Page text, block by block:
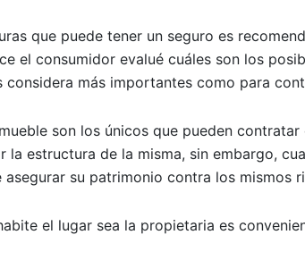
que puede tener un seguro es
el consumidor evalué cuáles son los
considera más importantes como para
son los únicos que pueden
estructura de la misma, sin embargo,
su patrimonio contra los mismos
el lugar sea la propietaria es